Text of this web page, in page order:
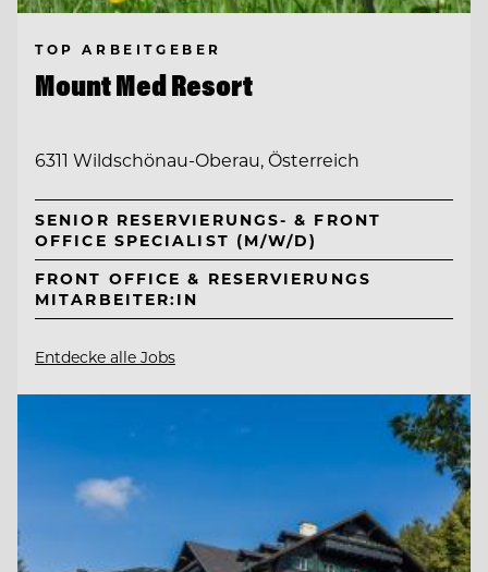
TOP ARBEITGEBER
Mount Med Resort
6311 Wildschönau-Oberau, Österreich
SENIOR RESERVIERUNGS- & FRONT
OFFICE SPECIALIST (M/W/D)
FRONT OFFICE & RESERVIERUNGS
MITARBEITER:IN
Entdecke alle Jobs